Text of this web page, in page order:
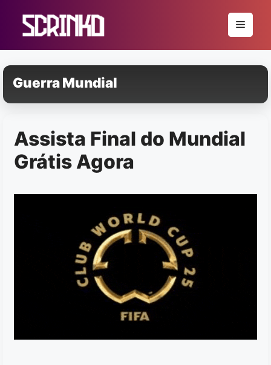
conteúdo
Menu
Guerra Mundial
Assista Final do Mundial
Grátis Agora